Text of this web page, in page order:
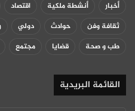
أخبار أنشطة ملكية اقتصاد
ثقافة وفن
حوادث دولي
طب و صحة
قضايا مجتمع
القائمة البريدية